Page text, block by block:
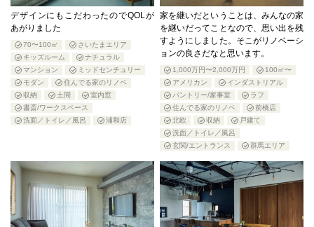
デザインにもこだわったのでQOLが
あがりました
70〜100㎡
さいたまエリア
キッズルーム
ナチュラル
マンション
ミッドセンチュリー
モダン
住んでる家のリノベ
収納
土間
室内窓
書斎/ワークスペース
洗面／トイレ／風呂
浦和店
家を継いだということは、みんなの家
を継いだってことなので、思い出を残
すようにしました。そこがリノベーシ
ョンの良さだなと思います。
1,000万円〜2,000万円
100㎡〜
アメリカン
インダストリアル
パントリー/家事室
ラフ
住んでる家のリノベ
前橋店
北欧
収納
戸建て
洗面／トイレ／風呂
玄関/エントランス
群馬エリア